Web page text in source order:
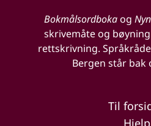
Bokmålsordbokaog
skrivemåte og
rettskrivning.
Bergen står bak
Til
Hjelp